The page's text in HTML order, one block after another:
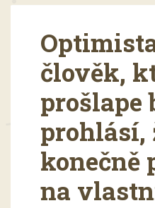
člověk,
prošlape
prohlásí,
konečně
na